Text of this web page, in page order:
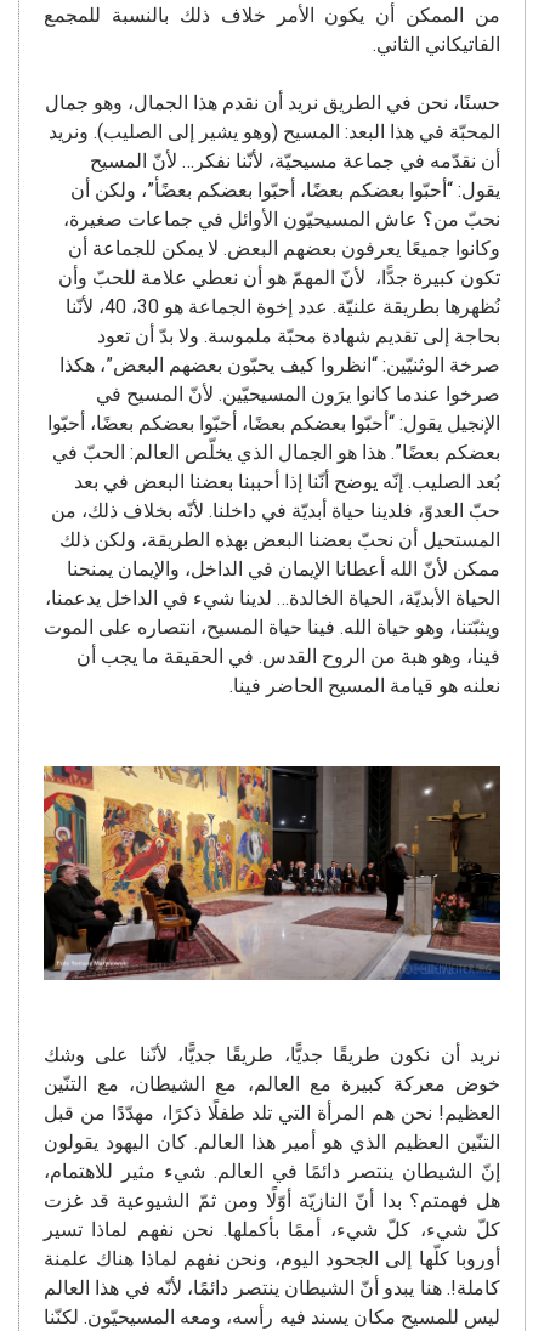
من الممكن أن يكون الأمر خلاف ذلك بالنسبة للمجمع
الفاتيكاني الثاني.
حسنًا، نحن في الطريق نريد أن نقدم هذا الجمال، وهو جمال
المحبّة في هذا البعد: المسيح (وهو يشير إلى الصليب). ونريد
أن نقدّمه في جماعة مسيحيّة، لأنّنا نفكر… لأنّ المسيح
يقول: “أحبّوا بعضكم بعضًا، أحبّوا بعضكم بعضًأ”، ولكن أن
نحبّ من؟ عاش المسيحيّون الأوائل في جماعات صغيرة،
وكانوا جميعًا يعرفون بعضهم البعض. لا يمكن للجماعة أن
تكون كبيرة جدًّا، لأنّ المهمّ هو أن نعطي علامة للحبّ وأن
نُظهرها بطريقة علنيّة. عدد إخوة الجماعة هو 30، 40، لأنّنا
بحاجة إلى تقديم شهادة محبّة ملموسة. ولا بدّ أن تعود
صرخة الوثنيّين: “انظروا كيف يحبّون بعضهم البعض”، هكذا
صرخوا عندما كانوا يرَون المسيحيّين. لأنّ المسيح في
الإنجيل يقول: “أحبّوا بعضكم بعضًا، أحبّوا بعضكم بعضًا، أحبّوا
بعضكم بعضًا”. هذا هو الجمال الذي يخلّص العالم: الحبّ في
بُعد الصليب. إنّه يوضح أنّنا إذا أحببنا بعضنا البعض في بعد
حبّ العدوّ، فلدينا حياة أبديّة في داخلنا. لأنّه بخلاف ذلك، من
المستحيل أن نحبّ بعضنا البعض بهذه الطريقة، ولكن ذلك
ممكن لأنّ الله أعطانا الإيمان في الداخل، والإيمان يمنحنا
الحياة الأبديّة، الحياة الخالدة… لدينا شيء في الداخل يدعمنا،
ويثبّتنا، وهو حياة الله. فينا حياة المسيح، انتصاره على الموت
فينا، وهو هبة من الروح القدس. في الحقيقة ما يجب أن
نعلنه هو قيامة المسيح الحاضر فينا.
نريد أن نكون طريقًا جديًّا، طريقًا جديًّا، لأنّنا على وشك
خوض معركة كبيرة مع العالم، مع الشيطان، مع التنّين
العظيم! نحن هم المرأة التي تلد طفلًا ذكرًا، مهدّدًا من قبل
التنّين العظيم الذي هو أمير هذا العالم. كان اليهود يقولون
إنّ الشيطان ينتصر دائمًا في العالم. شيء مثير للاهتمام،
هل فهمتم؟ بدا أنّ النازيّة أوّلًا ومن ثمّ الشيوعية قد غزت
كلّ شيء، كلّ شيء، أممًا بأكملها. نحن نفهم لماذا تسير
أوروبا كلّها إلى الجحود اليوم، ونحن نفهم لماذا هناك علمنة
كاملة!. هنا يبدو أنّ الشيطان ينتصر دائمًا، لأنّه في هذا العالم
ليس للمسيح مكان يسند فيه رأسه، ومعه المسيحيّون. لكنّنا